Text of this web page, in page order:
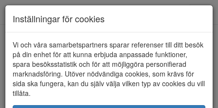
HEM ULRIKA DESIGN
Inställningar för cookies
Vi och våra samarbetspartners sparar referenser till ditt besök
på din enhet för att kunna erbjuda anpassade funktioner,
spara besöksstatistik och för att möjliggöra personifierad
marknadsföring. Utöver nödvändiga cookies, som krävs för
sida ska fungera, kan du själv välja vilken typ av cookies du vill
tillåta.